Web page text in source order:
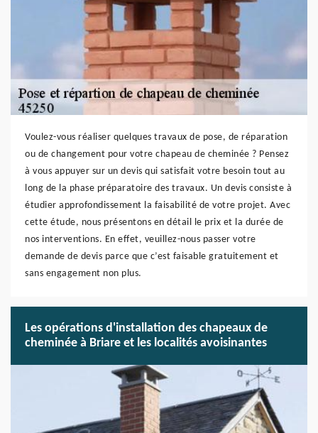
Voulez-vous réaliser quelques travaux de pose, de réparation
ou de changement pour votre chapeau de cheminée ? Pensez
à vous appuyer sur un devis qui satisfait votre besoin tout au
long de la phase préparatoire des travaux. Un devis consiste à
étudier approfondissement la faisabilité de votre projet. Avec
cette étude, nous présentons en détail le prix et la durée de
nos interventions. En effet, veuillez-nous passer votre
demande de devis parce que c’est faisable gratuitement et
sans engagement non plus.
Les opérations d'installation des chapeaux de
cheminée à Briare et les localités avoisinantes